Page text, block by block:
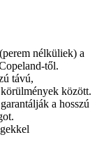
nélküliek) a
től.
távú,
között.
a hosszú